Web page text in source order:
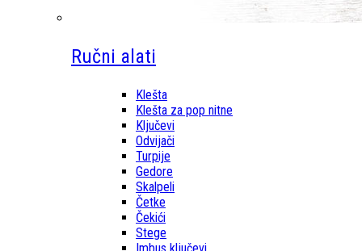
Ručni alati
Klešta
Klešta za pop nitne
Ključevi
Odvijači
Turpije
Gedore
Skalpeli
Četke
Čekići
Stege